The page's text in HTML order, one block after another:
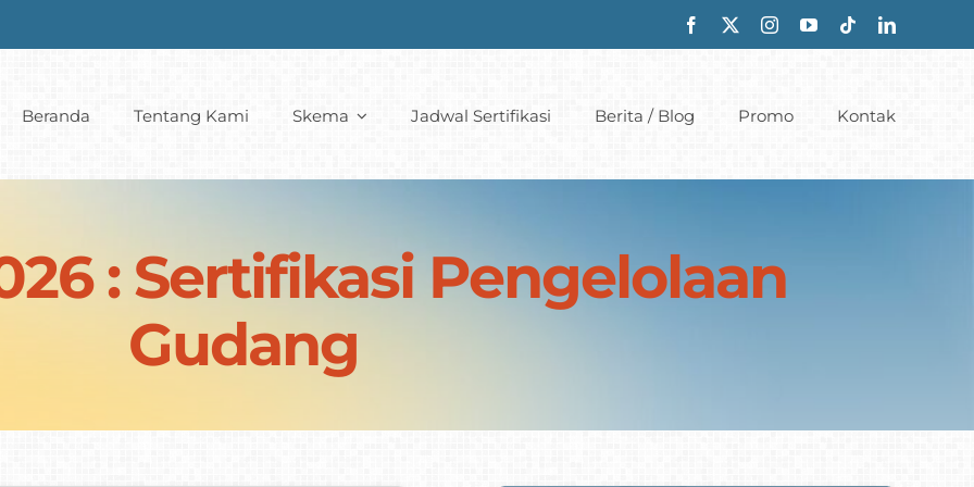
Beranda Tentang Kami Skema Jadwal Sertifikasi Berita / Blog Promo Kontak
: Sertifikasi Pengelolaan
Gudang